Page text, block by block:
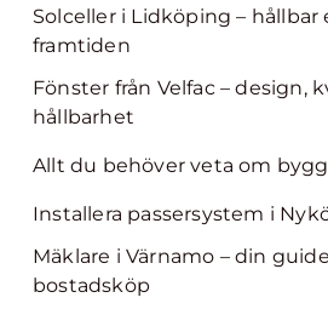
Solceller i Lidköping – hållbar
framtiden
Fönster från Velfac – design,
hållbarhet
Allt du behöver veta om
Installera passersystem i
Mäklare i Värnamo – din
bostadsköp